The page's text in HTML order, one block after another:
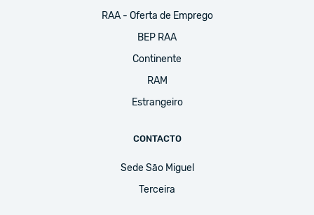
RAA - Oferta de Emprego
BEP RAA
Continente
RAM
Estrangeiro
CONTACTO
Sede São Miguel
Terceira